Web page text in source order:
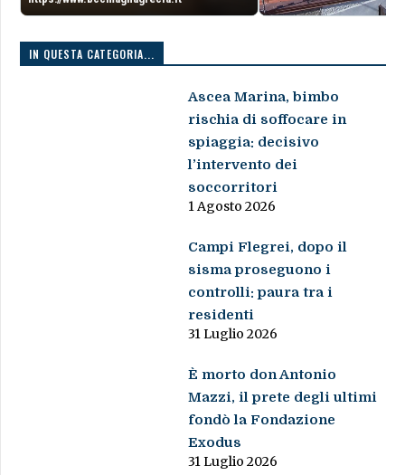
IN QUESTA CATEGORIA...
Ascea Marina, bimbo
rischia di soffocare in
spiaggia: decisivo
l’intervento dei
soccorritori
1 Agosto 2026
Campi Flegrei, dopo il
sisma proseguono i
controlli: paura tra i
residenti
31 Luglio 2026
È morto don Antonio
Mazzi, il prete degli ultimi
fondò la Fondazione
Exodus
31 Luglio 2026